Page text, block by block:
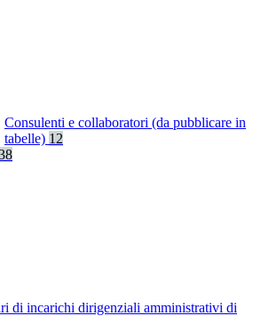
Consulenti e collaboratori (da pubblicare in
tabelle) 12
di incarichi dirigenziali amministrativi di